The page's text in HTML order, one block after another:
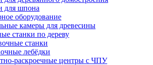
для шпона
оборудование
камеры для древесины
станки по дереву
станки
лебёдки
раскроечные центры с ЧПУ